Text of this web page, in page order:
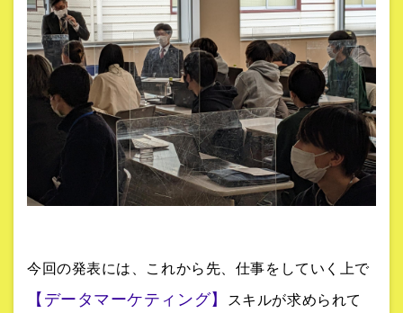
今回の発表には、これから先、仕事をしていく上で
【データマーケティング】
スキルが求められて